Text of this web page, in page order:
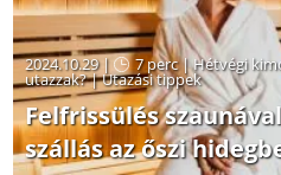
2024.10.29 | 7 perc|Hétvégi
utazzak?|Utazási tippek
Felfrissülés
szállás az őszi